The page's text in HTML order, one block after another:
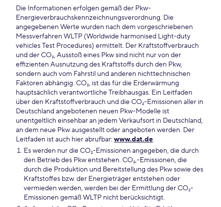
Die Informationen erfolgen gemäß der Pkw-
Energieverbrauchskennzeichnungsverordnung. Die
angegebenen Werte wurden nach dem vorgeschriebenen
Messverfahren WLTP (Worldwide harmonised Light-duty
vehicles Test Procedures) ermittelt. Der Kraftstoffverbrauch
und der CO₂, Ausstoß eines Pkw sind nicht nur von der
effizienten Ausnutzung des Kraftstoffs durch den Pkw,
sondern auch vom Fahrstil und anderen nichttechnischen
Faktoren abhängig. CO₂, ist das für die Erderwärmung
hauptsächlich verantwortliche Treibhausgas. Ein Leitfaden
über den Kraftstoffverbrauch und die CO₂-Emissionen aller in
Deutschland angebotenen neuen Pkw-Modelle ist
unentgeltlich einsehbar an jedem Verkaufsort in Deutschland,
an dem neue Pkw ausgestellt oder angeboten werden. Der
Leitfaden ist auch hier abrufbar: www.dat.de.
Es werden nur die CO₂-Emissionen angegeben, die durch
den Betrieb des Pkw entstehen. CO₂,-Emissionen, die
durch die Produktion und Bereitstellung des Pkw sowie des
Kraftstoffes bzw. der Energieträger entstehen oder
vermieden werden, werden bei der Ermittlung der CO₂-
Emissionen gemäß WLTP nicht berücksichtigt.